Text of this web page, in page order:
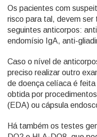
Os pacientes com
risco para tal, devem ser
seguintes anticorpos:
endomísio IgA, anti-
Caso o nível de
preciso realizar outro
de doença celíaca é
obtida por
(EDA) ou cápsula
Há também os testes